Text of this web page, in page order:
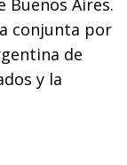
Buenos Aires.
conjunta por
de
y la